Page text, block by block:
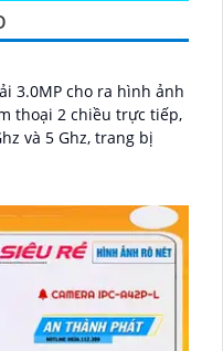
3.0MP cho ra hình ảnh
thoại 2 chiều trực tiếp,
và 5 Ghz, trang bị